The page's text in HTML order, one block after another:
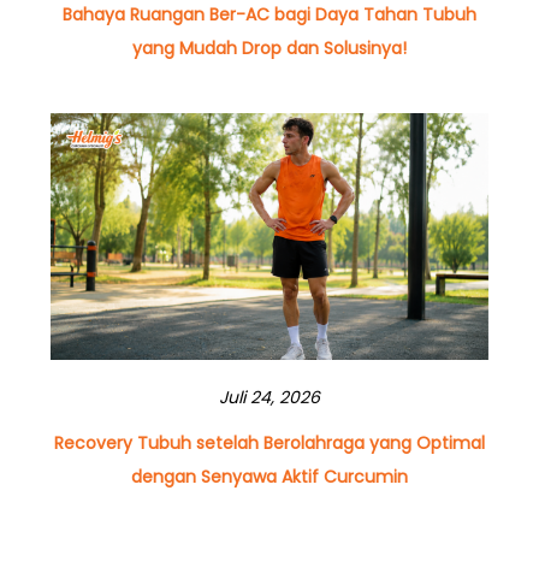
Bahaya Ruangan Ber-AC bagi Daya Tahan Tubuh
yang Mudah Drop dan Solusinya!
Juli 24, 2026
Recovery Tubuh setelah Berolahraga yang Optimal
dengan Senyawa Aktif Curcumin